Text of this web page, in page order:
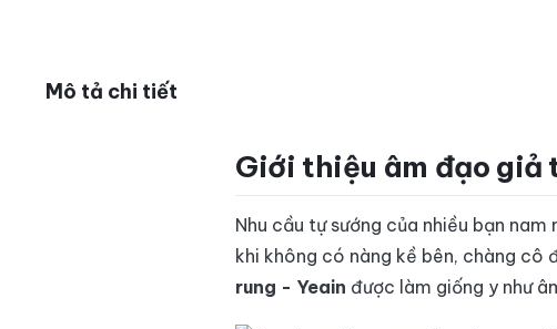
Mô tả chi tiết
Giới thiệu âm đạo giả
Nhu cầu tự sướng của nhiều bạn
khi không có nàng kề bên, chàng cô
rung - Yeain được làm giống y như